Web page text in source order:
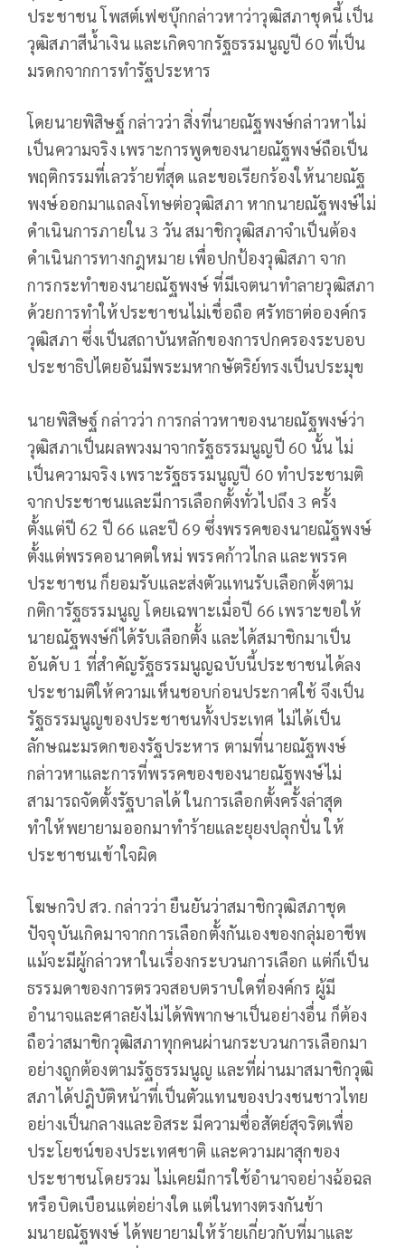
ประชาชน โพสต์เฟซบุ๊กกล่าวหาว่าวุฒิสภาชุดนี้ เป็น
วุฒิสภาสีน้ำเงิน และเกิดจากรัฐธรรมนูญปี 60 ที่เป็น
มรดกจากการทำรัฐประหาร
โดยนายพิสิษฐ์ กล่าวว่า สิ่งที่นายณัฐพงษ์กล่าวหาไม่
เป็นความจริง เพราะการพูดของนายณัฐพงษ์ถือเป็น
พฤติกรรมที่เลวร้ายที่สุด และขอเรียกร้องให้นายณัฐ
พงษ์ออกมาแถลงโทษต่อวุฒิสภา หากนายณัฐพงษ์ไม่
ดำเนินการภายใน 3 วัน สมาชิกวุฒิสภาจำเป็นต้อง
ดำเนินการทางกฎหมาย เพื่อปกป้องวุฒิสภา จาก
การกระทำของนายณัฐพงษ์ ที่มีเจตนาทำลายวุฒิสภา
ด้วยการทำให้ประชาชนไม่เชื่อถือ ศรัทธาต่อองค์กร
วุฒิสภา ซึ่งเป็นสถาบันหลักของการปกครองระบอบ
ประชาธิปไตยอันมีพระมหากษัตริย์ทรงเป็นประมุข
นายพิสิษฐ์ กล่าวว่า การกล่าวหาของนายณัฐพงษ์ว่า
วุฒิสภาเป็นผลพวงมาจากรัฐธรรมนูญปี 60 นั้น ไม่
เป็นความจริง เพราะรัฐธรรมนูญปี 60 ทำประชามติ
จากประชาชนและมีการเลือกตั้งทั่วไปถึง 3 ครั้ง
ตั้งแต่ปี 62 ปี 66 และปี 69 ซึ่งพรรคของนายณัฐพงษ์
ตั้งแต่พรรคอนาคตใหม่ พรรคก้าวไกล และพรรค
ประชาชน ก็ยอมรับและส่งตัวแทนรับเลือกตั้งตาม
กติการัฐธรรมนูญ โดยเฉพาะเมื่อปี 66 เพราะขอให้
นายณัฐพงษ์ก็ได้รับเลือกตั้ง และได้สมาชิกมาเป็น
อันดับ 1 ที่สำคัญรัฐธรรมนูญฉบับนี้ประชาชนได้ลง
ประชามติให้ความเห็นชอบก่อนประกาศใช้ จึงเป็น
รัฐธรรมนูญของประชาชนทั้งประเทศ ไม่ได้เป็น
ลักษณะมรดกของรัฐประหาร ตามที่นายณัฐพงษ์
กล่าวหาและการที่พรรคของของนายณัฐพงษ์ไม่
สามารถจัดตั้งรัฐบาลได้ ในการเลือกตั้งครั้งล่าสุด
ทำให้พยายามออกมาทำร้ายและยุยงปลุกปั่น ให้
ประชาชนเข้าใจผิด
โฆษกวิป สว. กล่าวว่า ยืนยันว่าสมาชิกวุฒิสภาชุด
ปัจจุบันเกิดมาจากการเลือกตั้งกันเองของกลุ่มอาชีพ
แม้จะมีผู้กล่าวหาในเรื่องกระบวนการเลือก แต่ก็เป็น
ธรรมดาของการตรวจสอบตราบใดที่องค์กร ผู้มี
อำนาจและศาลยังไม่ได้พิพากษาเป็นอย่างอื่น ก็ต้อง
ถือว่าสมาชิกวุฒิสภาทุกคนผ่านกระบวนการเลือกมา
อย่างถูกต้องตามรัฐธรรมนูญ และที่ผ่านมาสมาชิกวุฒิ
สภาได้ปฎิบัติหน้าที่เป็นตัวแทนของปวงชนชาวไทย
อย่างเป็นกลางและอิสระ มีความซื่อสัตย์สุจริตเพื่อ
ประโยชน์ของประเทศชาติ และความผาสุกของ
ประชาชนโดยรวม ไม่เคยมีการใช้อำนาจอย่างฉ้อฉล
หรือบิดเบือนแต่อย่างใด แต่ในทางตรงกันข้า
มนายณัฐพงษ์ ได้พยายามให้ร้ายเกี่ยวกับที่มาและ